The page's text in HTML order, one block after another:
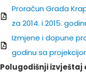
Proračun Grada
za 2014. i 2015.
Izmjene i dopune
godinu sa
Polugodišnji izvještaj